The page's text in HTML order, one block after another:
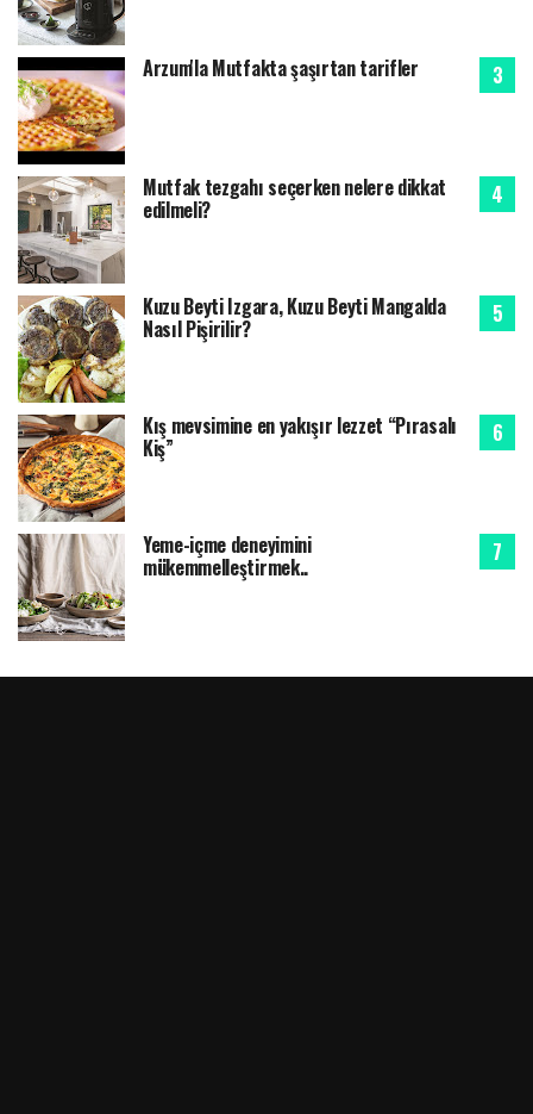
Arzum'la Mutfakta şaşırtan tarifler
Mutfak tezgahı seçerken nelere dikkat
edilmeli?
Kuzu Beyti Izgara, Kuzu Beyti Mangalda
Nasıl Pişirilir?
Kış mevsimine en yakışır lezzet “Pırasalı
Kiş”
Yeme-içme deneyimini
mükemmelleştirmek..